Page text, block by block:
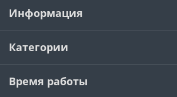
Информация
Категории
Время работы